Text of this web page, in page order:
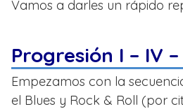
Vamos a darles un rápido
Progresión I – IV –
Empezamos con la
el Blues y Rock & Roll (por